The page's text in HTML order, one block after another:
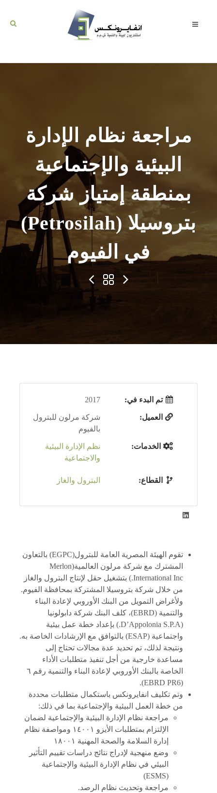
مراجعة نظام الإدارة
البيئية والإجتماعية
بمنطقة إمتياز شركة
بتروسيلا (Petrosilah)
في الفيوم
تم البدء في: 2017
العميل:
شركة مرلون للبترول
بالفيوم
الخدمات:
نظم الإدارة البيئية
والاجتماعية
القطاع: البترول والغاز
تقوم الهيئة المصرية العامة للبترول(EGPC) بالتعاون
المشترك مع شركة مرلون العالمية(Merlon
International Inc.) بتشغيل حقل لإنتاج البترول والغاز
من خلال شركة بتروسيلا المشتركة بمحافظة الفيوم.
ولأغراض التمويل من البنك الأوروبي لإعادة البناء
والتنمية (EBRD)، كلف البنك شركة دابولونيا
(D’Appolonia S.P.A.) بإعداد خطة عمل بيئية
واجتماعية (ESAP) بالتوافق مع الإرشادات الخاصة به.
ونتيجة لذلك، تم تحديد عدة مجالات تحتاج إلى
مساعدة خارجية من أجل تنفيذ متطلبات الأداء
الخاصة بالبنك الأوروبي لإعادة البناء والتنمية رقم ٦
(EBRD PR6).
وتم تكليف انفايرونكس باستكمال متطلبات محددة
من خطة العمل البيئية والإجتماعية بما في ذلك:
مراجعة نظام الإدارة البيئية والإجتماعية لضمان
الإلتزام بمتطلبات الأيزو ١٤٠٠١ ومواصفة نظام
إدارة السلامة والصحة المهنية ١٨٠٠١
وضع منهجية لإدراج نتائج دراسات تقييم التأثير
البيئي في نظام الإدارة البيئية والإجتماعية
(ESMS)
مراجعة وتحديث نظام الرصد.